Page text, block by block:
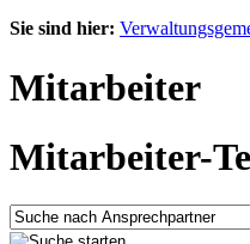
Sie sind hier:
Mitarbeiter
Mitarbeiter-